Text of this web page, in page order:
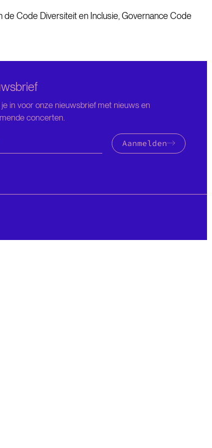
de Code Diversiteit en Inclusie, Governance Code
in voor onze nieuwsbrief met nieuws en
concerten.
Aanmelden